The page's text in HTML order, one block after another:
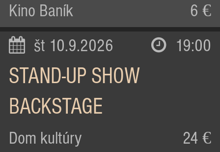
Kino Baník 6 €
št 10.9.2026 19:00
STAND-UP SHOW
BACKSTAGE
Dom kultúry 24 €